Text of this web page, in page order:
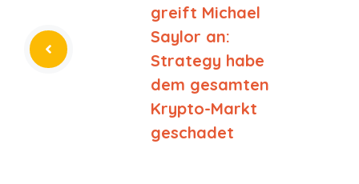
greift Michael
Saylor an:
Strategy habe
dem gesamten
Krypto-Markt
geschadet